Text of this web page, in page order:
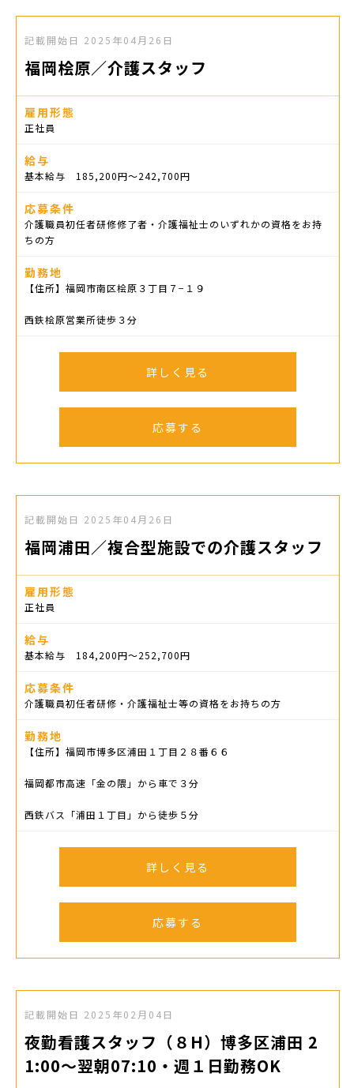
記載開始日 2025年04月26日
福岡桧原／介護スタッフ
雇用形態
正社員
給与
基本給与 185,200円〜242,700円
応募条件
介護職員初任者研修修了者・介護福祉士のいずれかの資格をお持
ちの方
勤務地
【住所】福岡市南区桧原３丁目７−１９
西鉄桧原営業所徒歩３分
詳しく見る
応募する
記載開始日 2025年04月26日
福岡浦田／複合型施設での介護スタッフ
雇用形態
正社員
給与
基本給与 184,200円〜252,700円
応募条件
介護職員初任者研修・介護福祉士等の資格をお持ちの方
勤務地
【住所】福岡市博多区浦田１丁目２８番６６
福岡都市高速「金の隈」から車で３分
西鉄バス「浦田１丁目」から徒歩５分
詳しく見る
応募する
記載開始日 2025年02月04日
夜勤看護スタッフ（８H）博多区浦田 2
1:00～翌朝07:10・週１日勤務OK